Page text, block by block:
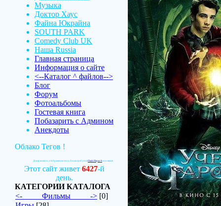
Музыка
Доктор Хаус
Файна Юкрайна
SOUTH PARK
Comedy Club UK
Наша Russia
Главная страница
Информация о сайте
<--Каталог ^ файлов-->
Блог
Форум
Фотоальбомы
Гостевая книга
Побазарить с Админом
Анекдоты
Облако Тегов !
Для красивого отображения этого блока требуетсяFlash Player 9или выше.
Этот сайт живет 6427-й
день.
КАТЕГОРИИ КАТАЛОГА
<-_____Фильмы_____-> [0]